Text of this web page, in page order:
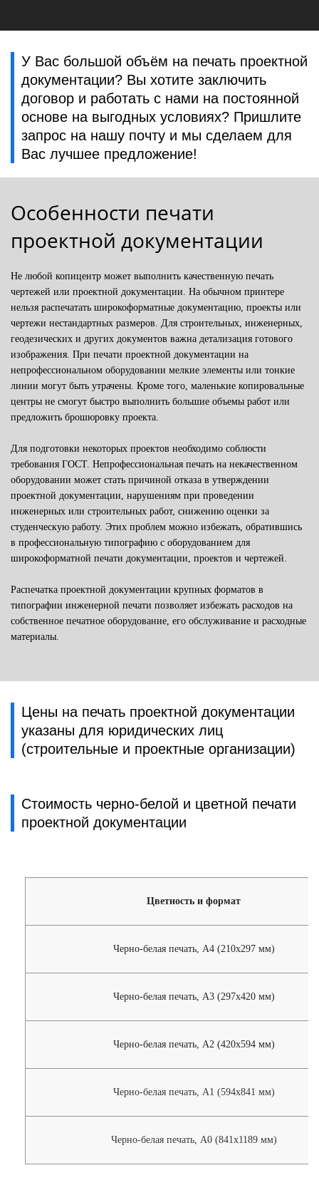
У Вас большой объём на печать проектной
документации? Вы хотите заключить
договор и работать с нами на постоянной
основе на выгодных условиях? Пришлите
запрос на нашу почту и мы сделаем для
Вас лучшее предложение!
Особенности печати
проектной документации
Не любой копицентр может выполнить качественную печать
чертежей или проектной документации. На обычном принтере
нельзя распечатать широкоформатные документацию, проекты или
чертежи нестандартных размеров. Для строительных, инженерных,
геодезических и других документов важна детализация готового
изображения. При печати проектной документации на
непрофессиональном оборудовании мелкие элементы или тонкие
линии могут быть утрачены. Кроме того, маленькие копировальные
центры не смогут быстро выполнить большие объемы работ или
предложить брошюровку проекта.
Для подготовки некоторых проектов необходимо соблюсти
требования ГОСТ. Непрофессиональная печать на некачественном
оборудовании может стать причиной отказа в утверждении
проектной документации, нарушениям при проведении
инженерных или строительных работ, снижению оценки за
студенческую работу. Этих проблем можно избежать, обратившись
в профессиональную типографию с оборудованием для
широкоформатной печати документации, проектов и чертежей.
Распечатка проектной документации крупных форматов в
типографии инженерной печати позволяет избежать расходов на
собственное печатное оборудование, его обслуживание и расходные
материалы.
Цены на печать проектной документации
указаны для юридических лиц
(строительные и проектные организации)
Стоимость черно-белой и цветной печати
проектной документации
Цветность и формат
Черно-белая печать, А4 (210х297 мм)
Черно-белая печать, А3 (297х420 мм)
Черно-белая печать, А2 (420х594 мм)
Черно-белая печать, А1 (594х841 мм)
Черно-белая печать, А0 (841х1189 мм)